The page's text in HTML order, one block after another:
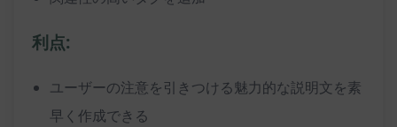
利点:
ユーザーの注意を引きつける魅力的な説明文を素
早く作成できる